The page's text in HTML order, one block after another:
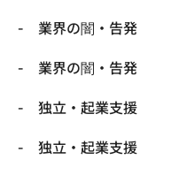
業界の闇・告発
業界の闇・告発
独立・起業支援
独立・起業支援